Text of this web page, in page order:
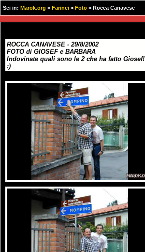
Sei in: Marok.org > Farinei > Foto > Rocca Canavese
29/8/2002
ROCCA CANAVESE - 29/8/2002
FOTO di GIOSEF e BARBARA
Indovinate quali sono le 2 che ha fatto Giosef!
:)